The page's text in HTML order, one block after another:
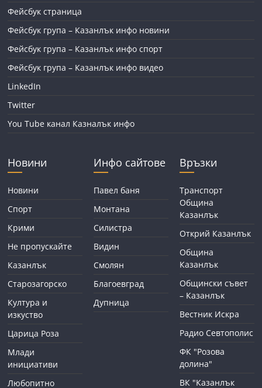
Фейсбук страница
Фейсбук група – Казанлък инфо новини
Фейсбук група – Казанлък инфо спорт
Фейсбук група – Казанлък инфо видео
LinkedIn
Twitter
You Tube канал Казналък инфо
Новини
Новини
Спорт
Крими
Не пропускайте
Казанлък
Старозагорско
Култура и
изкуство
Царица Роза
Млади
инициативи
Любопитно
Инфо сайтове
Павел баня
Монтана
Силистра
Видин
Смолян
Благоевград
Дупница
Връзки
Транспорт
Община
Казанлък
Открий Казанлък
Община
Казанлък
Общински съвет
– Казанлък
Вестник Искра
Радио Севтополис
ФК "Розова
долина"
ВК "Казанлък